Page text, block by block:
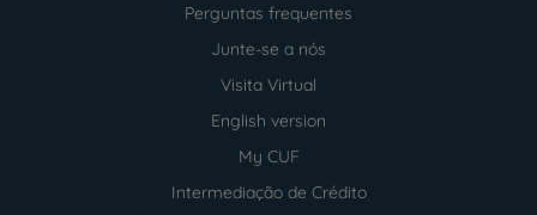
Perguntas frequentes
Junte-se a nós
Visita Virtual
English version
My CUF
Intermediação de Crédito